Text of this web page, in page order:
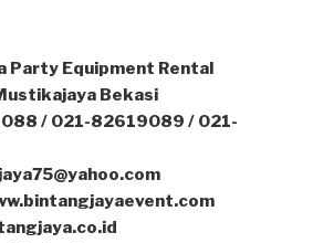
Party Equipment Rental
Bekasi
/ 021-82619089 / 021-